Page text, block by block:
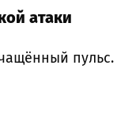
атаки
пульс.